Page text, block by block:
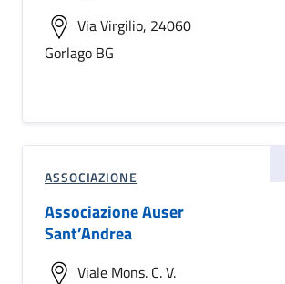
Via Virgilio, 24060
Gorlago BG
ASSOCIAZIONE
Associazione Auser
Sant’Andrea
Viale Mons. C. V.